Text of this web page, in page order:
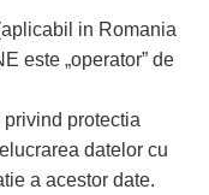
in Romania
este „operator” de
privind protectia
datelor cu
a acestor date.